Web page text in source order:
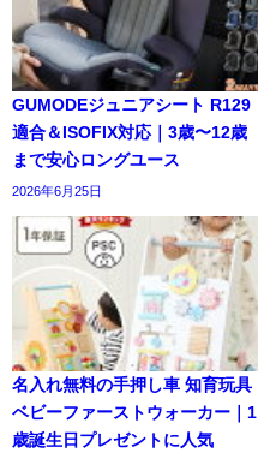
GUMODEジュニアシート R129
適合＆ISOFIX対応｜3歳〜12歳
まで安心ロングユース
2026年6月25日
名入れ無料の手押し車 知育玩具
ベビーファーストウォーカー｜1
歳誕生日プレゼントに人気